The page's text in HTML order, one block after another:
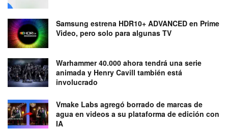
Samsung estrena HDR10+ ADVANCED en Prime
Video, pero solo para algunas TV
Warhammer 40.000 ahora tendrá una serie
animada y Henry Cavill también está
involucrado
Vmake Labs agregó borrado de marcas de
agua en videos a su plataforma de edición con
IA